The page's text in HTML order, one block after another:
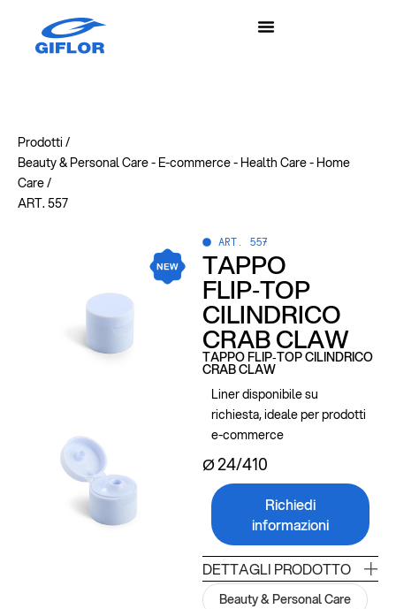
Prodotti /
Beauty & Personal Care- E-commerce- Health Care- Home
Care/
ART. 557
ART. 557
TAPPO
FLIP‑TOP
CILINDRICO
CRAB CLAW
TAPPO FLIP‑TOP CILINDRICO
CRAB CLAW
Liner disponibile su
richiesta, ideale per prodotti
e-commerce
Ø 24/410
Richiedi
informazioni
DETTAGLI PRODOTTO
Beauty & Personal Care